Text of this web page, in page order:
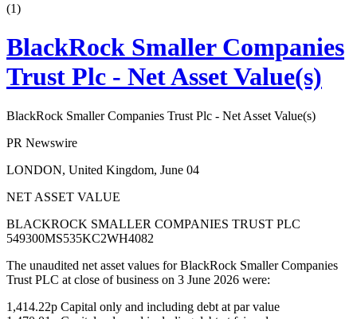
(1)
BlackRock Smaller Companies
Trust Plc - Net Asset Value(s)
BlackRock Smaller Companies Trust Plc - Net Asset Value(s)
PR Newswire
LONDON, United Kingdom, June 04
NET ASSET VALUE
BLACKROCK SMALLER COMPANIES TRUST PLC
549300MS535KC2WH4082
The unaudited net asset values for BlackRock Smaller Companies
Trust PLC at close of business on 3 June 2026 were:
1,414.22p Capital only and including debt at par value